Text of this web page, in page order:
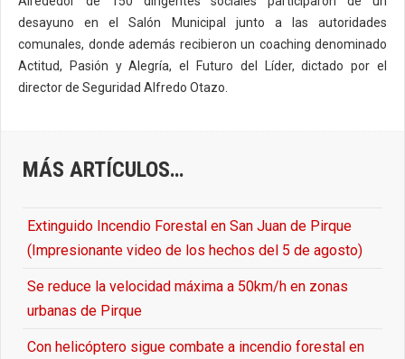
desayuno en el Salón Municipal junto a las autoridades
comunales, donde además recibieron un coaching denominado
Actitud, Pasión y Alegría, el Futuro del Líder, dictado por el
director de Seguridad Alfredo Otazo.
MÁS ARTÍCULOS…
Extinguido Incendio Forestal en San Juan de Pirque
(Impresionante video de los hechos del 5 de agosto)
Se reduce la velocidad máxima a 50km/h en zonas
urbanas de Pirque
Con helicóptero sigue combate a incendio forestal en